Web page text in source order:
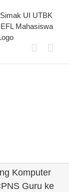
Komputer
Guru ke